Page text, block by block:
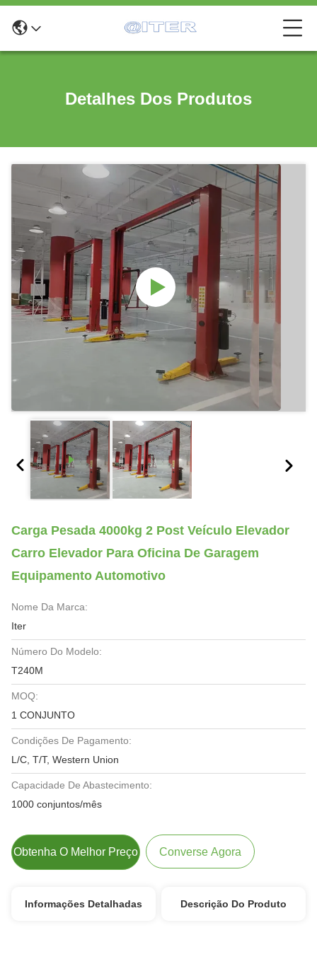
Detalhes Dos Produtos
Carga Pesada 4000kg 2 Post Veículo Elevador
Carro Elevador Para Oficina De Garagem
Equipamento Automotivo
Nome Da Marca:
Iter
Número Do Modelo:
T240M
MOQ:
1 CONJUNTO
Condições De Pagamento:
L/C, T/T, Western Union
Capacidade De Abastecimento:
1000 conjuntos/mês
Obtenha O Melhor Preço Converse Agora
Informações Detalhadas Descrição Do Produto